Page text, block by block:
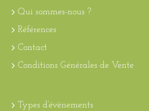
Qui sommes-nous ?
Références
Contact
Conditions Générales de Vente
Types d’évènements